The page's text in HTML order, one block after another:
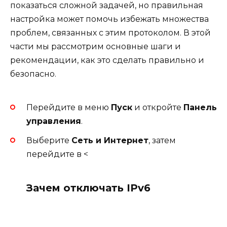
показаться сложной задачей, но правильная
настройка может помочь избежать множества
проблем, связанных с этим протоколом. В этой
части мы рассмотрим основные шаги и
рекомендации, как это сделать правильно и
безопасно.
Перейдите в меню Пуск и откройте Панель
управления.
Выберите Сеть и Интернет, затем
перейдите в <
Зачем отключать IPv6